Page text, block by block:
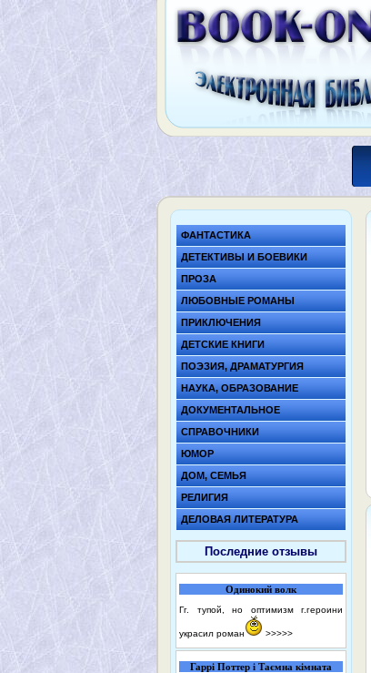
ФАНТАСТИКА
ДЕТЕКТИВЫ И БОЕВИКИ
ПРОЗА
ЛЮБОВНЫЕ РОМАНЫ
ПРИКЛЮЧЕНИЯ
ДЕТСКИЕ КНИГИ
ПОЭЗИЯ, ДРАМАТУРГИЯ
НАУКА, ОБРАЗОВАНИЕ
ДОКУМЕНТАЛЬНОЕ
СПРАВОЧНИКИ
ЮМОР
ДОМ, СЕМЬЯ
РЕЛИГИЯ
ДЕЛОВАЯ ЛИТЕРАТУРА
Последние отзывы
Одинокий волк
Гг. тупой, но оптимизм г.героини
украсил роман >>>>>
Гаррі Поттер і Таємна кімната